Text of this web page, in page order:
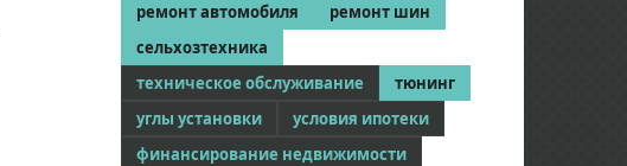
ремонт автомобиля
ремонт шин
сельхозтехника
техническое обслуживание
тюнинг
углы установки
условия ипотеки
финансирование недвижимости